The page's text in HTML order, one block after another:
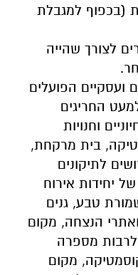
(בכפוף למגבלת
לצורך שהייה
ועסקיים הפועלים
החריגים
וחנויות
בית מרקחת,
לתיקונים
יחידות אירוח
טבע, גנים
הנצחה, מקום
לרבות מספרה
מקום